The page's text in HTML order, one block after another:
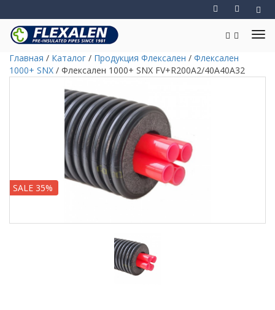
Главная / Каталог / Продукция Флексален / Флексален
1000+ SNX / Флексален 1000+ SNX FV+R200A2/40A40A32
SALE 35%